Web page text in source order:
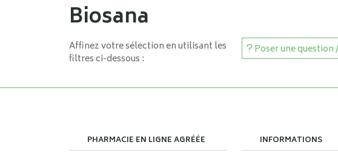
Biosana
Poser une
Affinez votre sélection en utilisant les
filtres ci-dessous :
PHARMACIE EN LIGNE AGRÉÉE
INFORMATIONS